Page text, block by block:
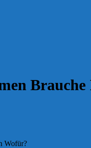
Wofür?